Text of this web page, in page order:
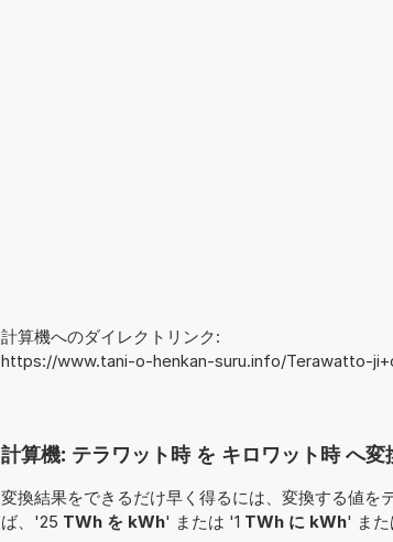
計算機へのダイレクトリンク:
https://www.tani-o-henkan-suru.info/Terawatto-
計算機: テラワット時 を キロワット時 へ
変換結果をできるだけ早く得るには、変換する値を
ば、'25 TWh を kWh' または '1 TWh に kWh' ま